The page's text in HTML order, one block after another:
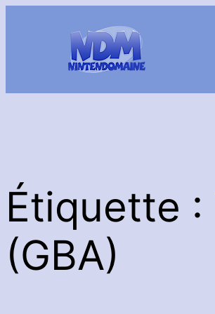
Étiquette :
(GBA)